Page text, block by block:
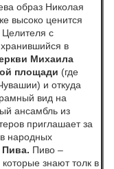
образ Николая
высоко ценится
с
в
Михаила
площади (где
и откуда
вид на
ансамбль из
приглашает за
народных
Пива. Пиво –
знают толк в